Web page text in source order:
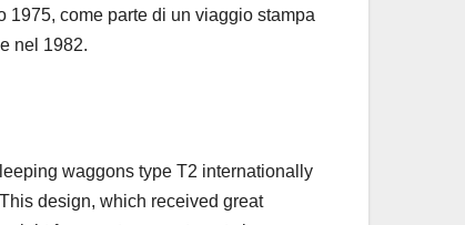
1975, come parte di un viaggio stampa
nel 1982.
waggons type T2 internationally
design, which received great